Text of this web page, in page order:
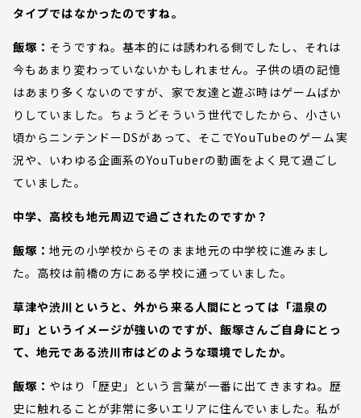
タイプではなかったのですね。
飯塚： そうですね。基本的には誘われる側でしたし、それは
今もあまり変わっていないかもしれません。子供の頃の記憶
はあまり多くないのですが、家で友達と遊ぶ時はゲームばか
りしていました。ちょうどそういう世代でしたから、小さい
頃からニンテンドーDSがあって、そこでYouTubeのゲーム実
況や、いわゆる企画系のYouTuberの動画をよく見て過ごし
ていました。
中学、高校も地元周辺で過ごされたのですか？
飯塚：地元の小学校からそのまま地元の中学校に進みまし
た。高校は前橋の方にある学校に通っていました。
草津や渋川というと、外から来る人間にとっては「温泉の
町」というイメージが強いのですが、飯塚さんご自身にとっ
て、地元である渋川市はどのような環境でしたか。
飯塚： やはり「歴史」という言葉が一番に出てきますね。歴
史に触れることが非常に多いエリアに住んでいました。私が